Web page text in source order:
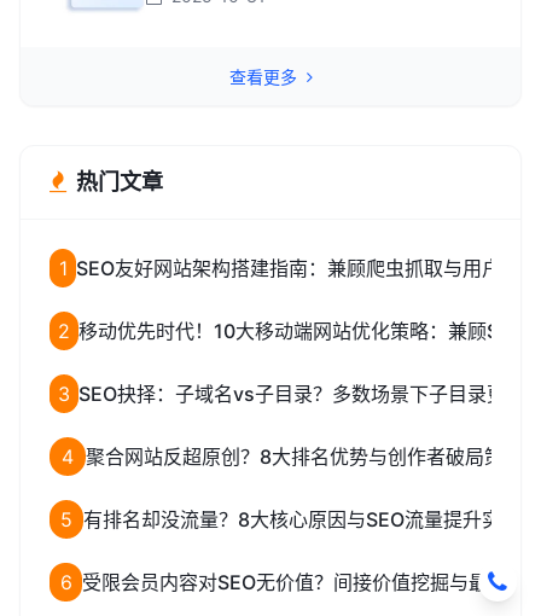
查看更多
热门文章
1 SEO友好网站架构搭建指南：兼顾爬虫抓取与用户体
2 移动优先时代！10大移动端网站优化策略：兼顾SEO
3 SEO抉择：子域名vs子目录？多数场景下子目录更优
4 聚合网站反超原创？8大排名优势与创作者破局策略
5 有排名却没流量？8大核心原因与SEO流量提升实操
6 受限会员内容对SEO无价值？间接价值挖掘与最大化